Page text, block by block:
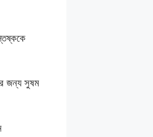
জন্য সুষম